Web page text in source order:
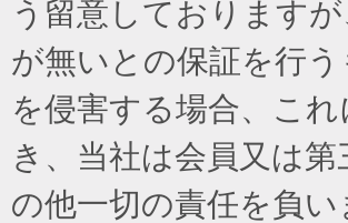
う留意しております
が無いとの保証を行
を侵害する場合、こ
き、当社は会員又は
の他一切の責任を負